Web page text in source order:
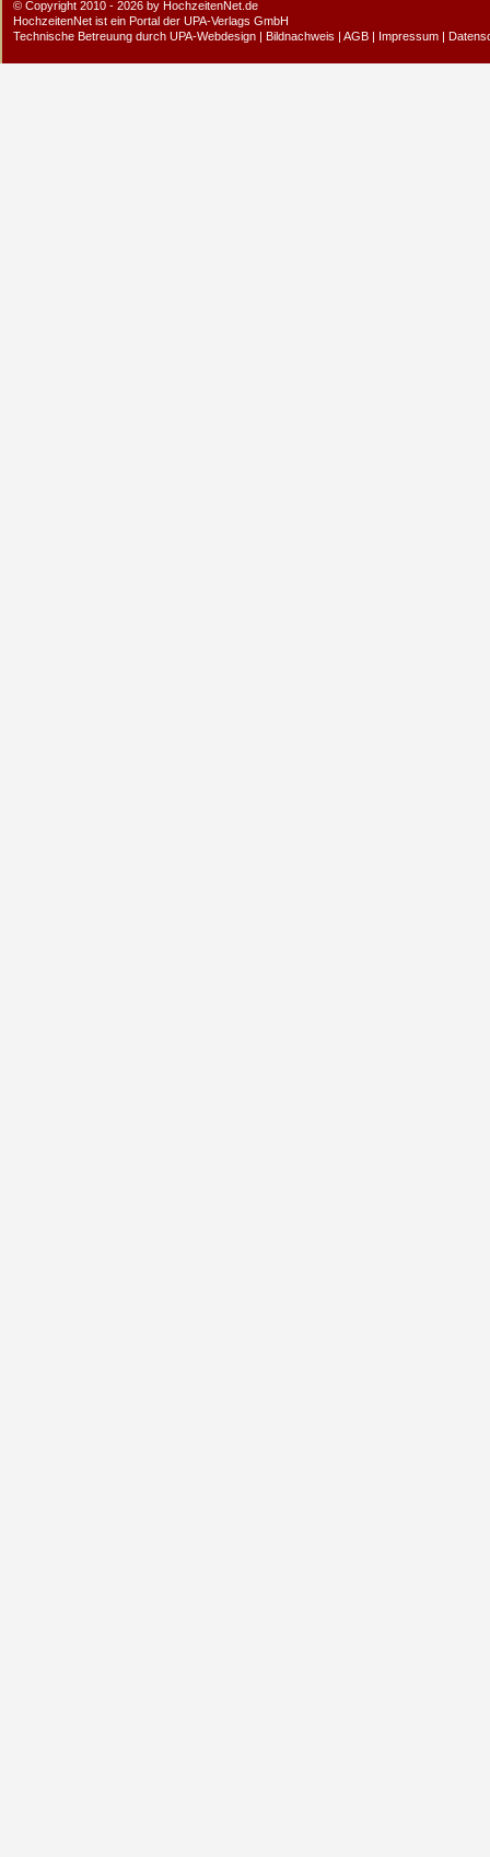
© Copyright 2010 - 2026 by HochzeitenNet.de
HochzeitenNet ist ein Portal der UPA-Verlags GmbH
Technische Betreuung durch UPA-Webdesign | Bildnachweis | AGB | Impressum |